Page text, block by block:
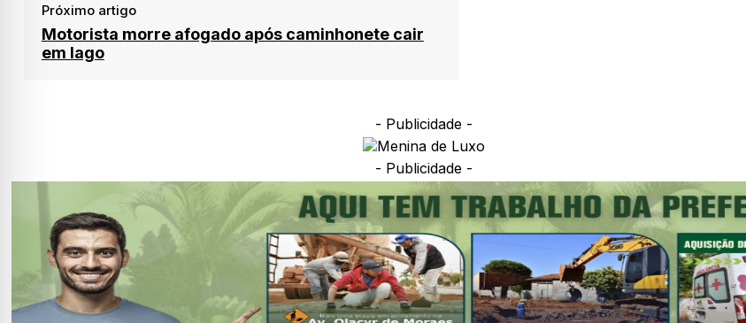
Próximo artigo
Motorista morre afogado após caminhonete cair
em lago
- Publicidade -
- Publicidade -